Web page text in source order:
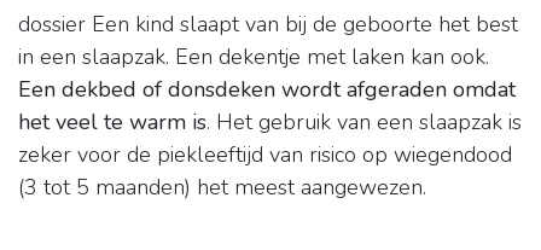
dossier Een kind slaapt van bij de geboorte het best
in een slaapzak. Een dekentje met laken kan ook.
Een dekbed of donsdeken wordt afgeraden omdat
het veel te warm is. Het gebruik van een slaapzak is
zeker voor de piekleeftijd van risico op wiegendood
(3 tot 5 maanden) het meest aangewezen.